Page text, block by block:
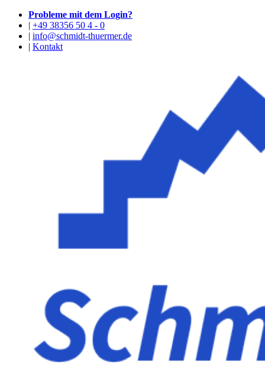
Probleme mit dem Login?
| +49 38356 50 4 - 0
| info@schmidt-thuermer.de
| Kontakt